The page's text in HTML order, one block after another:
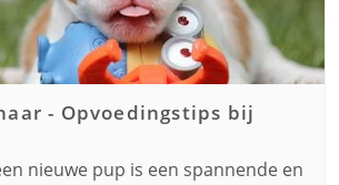
- Opvoedingstips bij
nieuwe pup is een spannende en